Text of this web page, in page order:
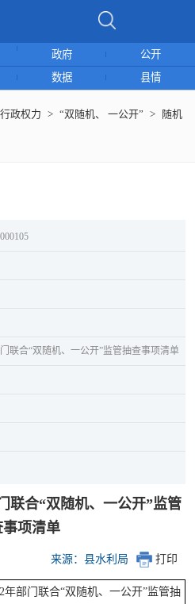
政府
公开
数据 县情
行政权力 > “双随机、 一公开” > 随机
联合“双随机、一公开”监管抽查事项清单
联合“双随机、一公开”监管
事项清单
来源：县水利局 打印
门联合“双随机、一公开”监管抽